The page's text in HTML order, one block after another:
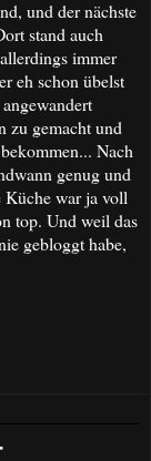
und der nächste
stand auch
immer
eh schon übelst
zu gemacht und
Nach
genug und
Küche war ja voll
top. Und weil das
gebloggt habe,